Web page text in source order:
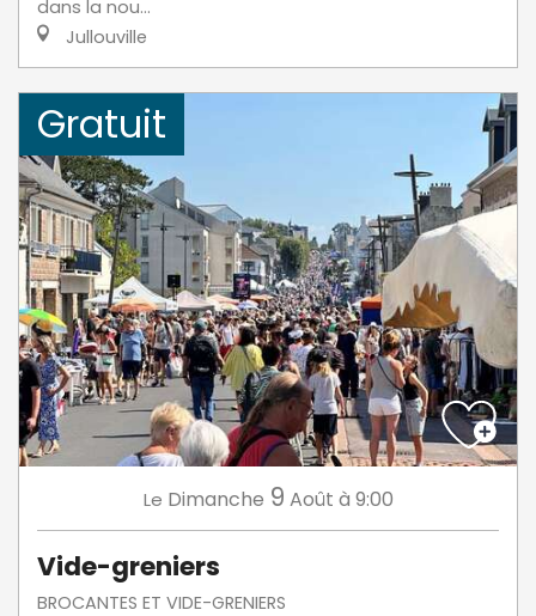
dans la nou...
Jullouville
Gratuit
Le Dimanche 9 Août à 9:00
Vide-greniers
BROCANTES ET VIDE-GRENIERS